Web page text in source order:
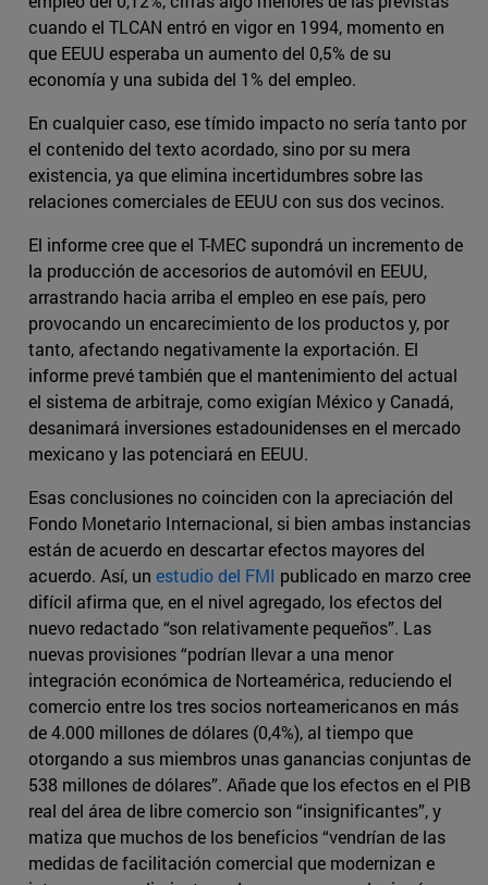
cuando el TLCAN entró en vigor en 1994, momento en
que EEUU esperaba un aumento del 0,5% de su
economía y una subida del 1% del empleo.
En cualquier caso, ese tímido impacto no sería tanto por
el contenido del texto acordado, sino por su mera
existencia, ya que elimina incertidumbres sobre las
relaciones comerciales de EEUU con sus dos vecinos.
El informe cree que el T-MEC supondrá un incremento de
la producción de accesorios de automóvil en EEUU,
arrastrando hacia arriba el empleo en ese país, pero
provocando un encarecimiento de los productos y, por
tanto, afectando negativamente la exportación. El
informe prevé también que el mantenimiento del actual
el sistema de arbitraje, como exigían México y Canadá,
desanimará inversiones estadounidenses en el mercado
mexicano y las potenciará en EEUU.
Esas conclusiones no coinciden con la apreciación del
Fondo Monetario Internacional, si bien ambas instancias
están de acuerdo en descartar efectos mayores del
acuerdo. Así, un estudio del FMI publicado en marzo cree
difícil afirma que, en el nivel agregado, los efectos del
nuevo redactado “son relativamente pequeños”. Las
nuevas provisiones “podrían llevar a una menor
integración económica de Norteamérica, reduciendo el
comercio entre los tres socios norteamericanos en más
de 4.000 millones de dólares (0,4%), al tiempo que
otorgando a sus miembros unas ganancias conjuntas de
538 millones de dólares”. Añade que los efectos en el PIB
real del área de libre comercio son “insignificantes”, y
matiza que muchos de los beneficios “vendrían de las
medidas de facilitación comercial que modernizan e